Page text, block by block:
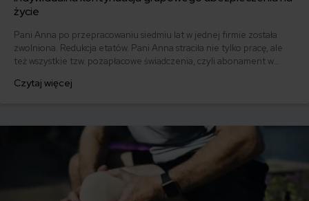
życie
Pani Anna po przepracowaniu siedmiu lat w jednej firmie została
zwolniona. Redukcja etatów. Pani Anna straciła nie tylko pracę, ale
też wszystkie tzw. pozapłacowe świadczenia, czyli abonament w
które opłacał jej pracodawca. Zobacz, co powinna zrobić pani Anna,
Czytaj więcej